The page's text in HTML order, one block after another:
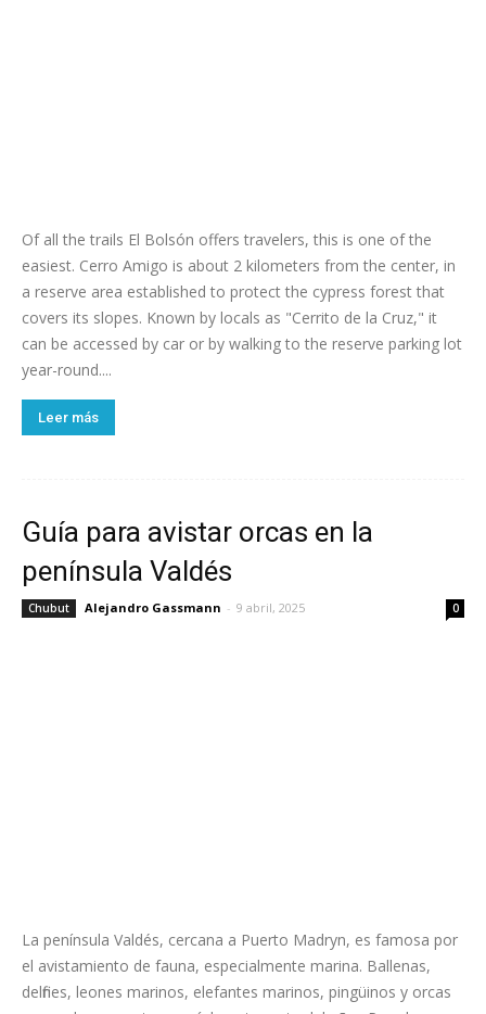
Of all the trails El Bolsón offers travelers, this is one of the
easiest. Cerro Amigo is about 2 kilometers from the center, in
a reserve area established to protect the cypress forest that
covers its slopes. Known by locals as "Cerrito de la Cruz," it
can be accessed by car or by walking to the reserve parking lot
year-round....
Leer más
Guía para avistar orcas en la
península Valdés
Chubut Alejandro Gassmann - 9 abril, 2025 0
La península Valdés, cercana a Puerto Madryn, es famosa por
el avistamiento de fauna, especialmente marina. Ballenas,
delfines, leones marinos, elefantes marinos, pingüinos y orcas